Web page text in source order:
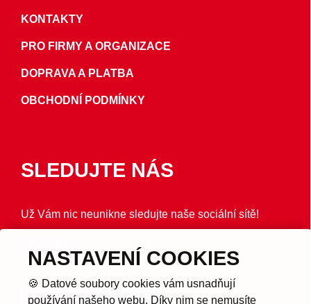
KONTAKTY
PRO FIRMY A ORGANIZACE
DOPRAVA A PLATBA
OBCHODNÍ PODMÍNKY
SLEDUJTE NÁS
Už Vám nic neunikne sledujte naše sociální sítě!
NASTAVENÍ COOKIES
🍪 Datové soubory cookies vám usnadňují
používání našeho webu. Díky nim se nemusíte